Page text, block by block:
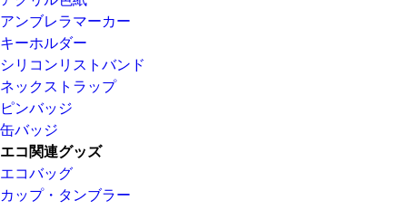
アンブレラマーカー
キーホルダー
シリコンリストバンド
ネックストラップ
ピンバッジ
缶バッジ
エコ関連グッズ
エコバッグ
カップ・タンブラー